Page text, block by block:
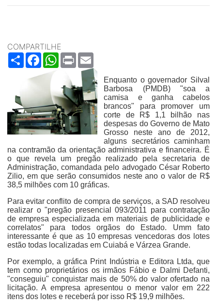
COMPARTILHE
ShareFacebookWhatsApp
Print
Enquanto o governador Silval
Barbosa (PMDB) "soa a
camisa e ganha cabelos
brancos" para promover um
corte de R$ 1,1 bilhão nas
despesas do Governo de Mato
Grosso neste ano de 2012,
alguns secretários caminham
na contramão da orientação administrativa e financeira. É
o que revela um pregão realizado pela secretaria de
Administração, comandada pelo advogado César Roberto
Zilio, em que serão consumidos neste ano o valor de R$
38,5 milhões com 10 gráficas.
Para evitar conflito de compra de serviços, a SAD resolveu
realizar o "pregão presencial 093/2011 para contratação
de empresa especializada em materiais de publicidade e
correlatos" para todos orgãos do Estado. Umm fato
interessante é que as 10 empresas vencedoras dos lotes
estão todas localizadas em Cuiabá e Várzea Grande.
Por exemplo, a gráfica Print Indústria e Editora Ltda, que
tem como proprietários os irmãos Fábio e Dalmi Defanti,
"conseguiu" conquistar mais de 50% do valor ofertado na
licitação. A empresa apresentou o menor valor em 222
itens dos lotes e receberá por isso R$ 19,9 milhões.